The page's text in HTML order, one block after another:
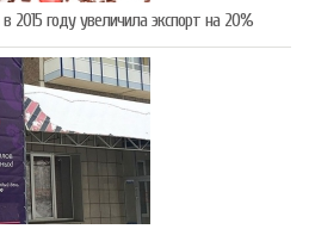
2015 году увеличила экспорт на 20%